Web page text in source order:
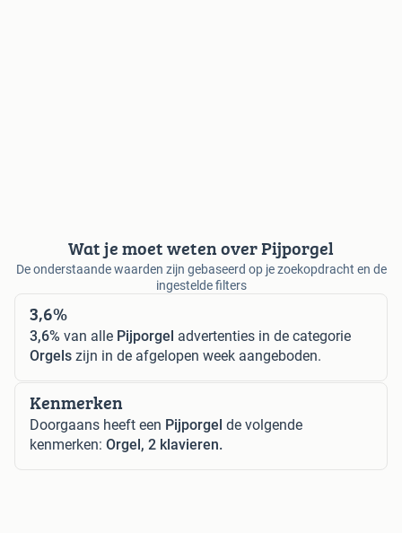
Wat je moet weten over Pijporgel
De onderstaande waarden zijn gebaseerd op je zoekopdracht en de
ingestelde filters
3,6%
3,6% van alle Pijporgel advertenties in de categorie
Orgels zijn in de afgelopen week aangeboden.
Kenmerken
Doorgaans heeft een Pijporgel de volgende
kenmerken: Orgel, 2 klavieren.